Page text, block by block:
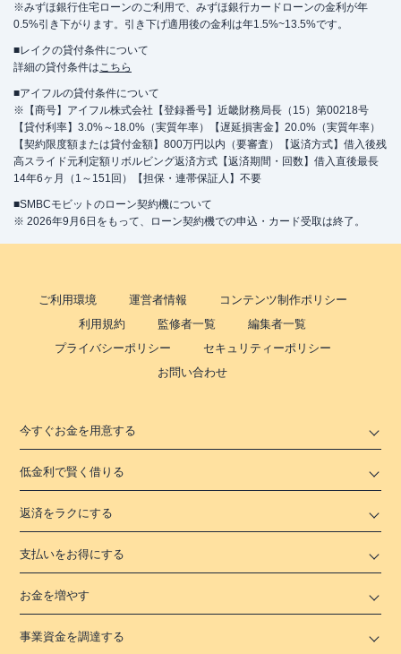
※みずほ銀行住宅ローンのご利用で、みずほ銀行カードローンの金利が年
0.5%引き下がります。引き下げ適用後の金利は年1.5%~13.5%です。
■レイクの貸付条件について
詳細の貸付条件はこちら
■アイフルの貸付条件について
※【商号】アイフル株式会社【登録番号】近畿財務局長（15）第00218号
【貸付利率】3.0%～18.0%（実質年率）【遅延損害金】20.0%（実質年率）
【契約限度額または貸付金額】800万円以内（要審査）【返済方式】借入後残
高スライド元利定額リボルビング返済方式【返済期間・回数】借入直後最長
14年6ヶ月（1～151回）【担保・連帯保証人】不要
■SMBCモビットのローン契約機について
※ 2026年9月6日をもって、ローン契約機での申込・カード受取は終了。
ご利用環境 運営者情報
コンテンツ制作ポリシー
利用規約
監修者一覧
編集者一覧
プライバシーポリシー
セキュリティーポリシー
お問い合わせ
今すぐお金を用意する
低金利で賢く借りる
返済をラクにする
支払いをお得にする
お金を増やす
事業資金を調達する